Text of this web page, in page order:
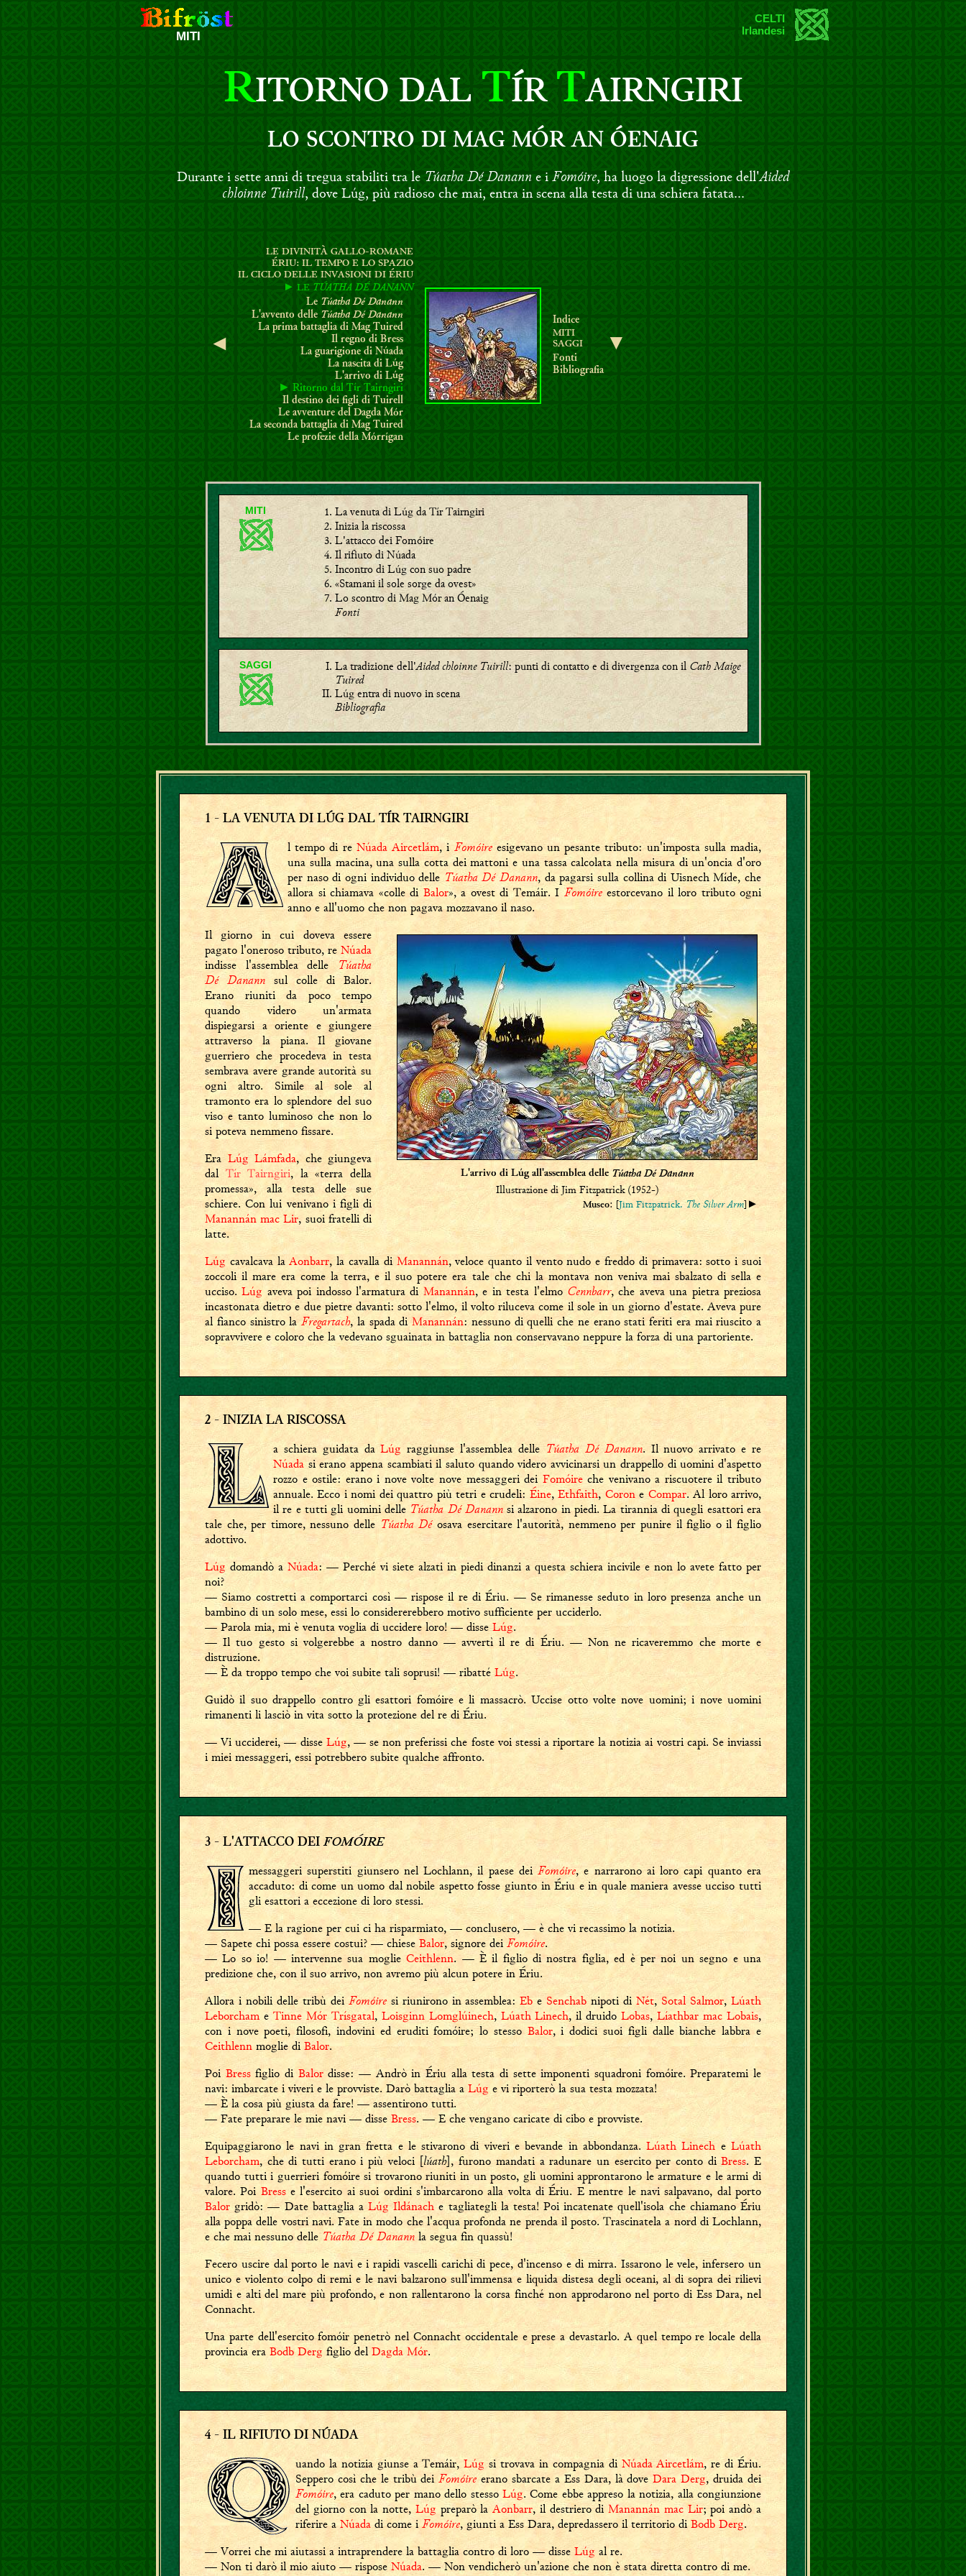
MITI
CELTI
Irlandesi
RITORNO DAL TÍR TAIRNGIRI
LO SCONTRO DI MAG MÓR AN ÓENAIG
Durante i sette anni di tregua stabiliti tra le Túatha Dé Danann e i Fomóire, ha luogo la digressione dell'Aided
chloinne Tuirill, dove Lúg, più radioso che mai, entra in scena alla testa di una schiera fatata...
◄
LE DIVINITÀ GALLO-ROMANE
ÉRIU: IL TEMPO E LO SPAZIO
IL CICLO DELLE INVASIONI DI ÉRIU
► LE TÚATHA DÉ DANANN
Le Túatha Dé Danann
L'avvento delle Túatha Dé Danann
La prima battaglia di Mag Tuired
Il regno di Bress
La guarigione di Núada
La nascita di Lúg
L'arrivo di Lúg
► Ritorno dal Tír Tairngiri
Il destino dei figli di Tuirell
Le avventure del Dagda Mór
La seconda battaglia di Mag Tuired
Le profezie della Mórrígan
Indice
▼
MITI
SAGGI
Fonti
Bibliografia
MITI
La venuta di Lúg da Tír Tairngiri
Inizia la riscossa
L'attacco dei Fomóire
Il rifiuto di Núada
Incontro di Lúg con suo padre
«Stamani il sole sorge da ovest»
Lo scontro di Mag Mór an Óenaig
Fonti
SAGGI La tradizione dell'Aided chloinne Tuirill: punti di contatto e di divergenza con il Cath Maige
Tuired
Lúg entra di nuovo in scena
Bibliografia
1 - LA VENUTA DI LÚG DAL TÍR TAIRNGIRI
l tempo di re Núada Aircetlám, i Fomóireesigevano un pesante tributo: un'imposta sulla madia,
una sulla macina, una sulla cotta dei mattoni e una tassa calcolata nella misura di un'oncia d'oro
per naso di ogni individuo delleTúatha Dé Danann, da pagarsi sulla collina di Uisnech Míde, che
allora si chiamava «colle di Balor», a ovest di Temáir. I Fomóireestorcevano il loro tributo ogni
anno e all'uomo che non pagava mozzavano il naso.
L'arrivo di Lúg all'assemblea delle Túatha Dé Danann
Illustrazione di Jim Fitzpatrick (1952-)
Museo: [Jim Fitzpatrick.The Silver Arm]►
Il giorno in cui doveva essere
pagato l'oneroso tributo, re Núada
indisse l'assemblea delle Túatha
Dé Danann sul colle di Balor.
Erano riuniti da poco tempo
quando videro un'armata
dispiegarsi a oriente e giungere
attraverso la piana. Il giovane
guerriero che procedeva in testa
sembrava avere grande autorità su
ogni altro. Simile al sole al
tramonto era lo splendore del suo
viso e tanto luminoso che non lo
si poteva nemmeno fissare.
Era Lúg Lámfada, che giungeva
dal Tír Tairngiri, la «terra della
promessa», alla testa delle sue
schiere. Con lui venivano i figli di
Manannán mac Lir, suoi fratelli di
latte.
Lúg cavalcava laAonbarr, la cavalla di Manannán, veloce quanto il vento nudo e freddo di primavera: sotto i suoi
zoccoli il mare era come la terra, e il suo potere era tale che chi la montava non veniva mai sbalzato di sella e
ucciso.Lúg aveva poi indosso l'armatura di Manannán, e in testa l'elmo Cennbarr, che aveva una pietra preziosa
incastonata dietro e due pietre davanti: sotto l'elmo, il volto riluceva come il sole in un giorno d'estate. Aveva pure
al fianco sinistro laFregartach, la spada diManannán: nessuno di quelli che ne erano stati feriti era mai riuscito a
sopravvivere e coloro che la vedevano sguainata in battaglia non conservavano neppure la forza di una partoriente.
2 -INIZIA LA RISCOSSA
a schiera guidata daLúgraggiunse l'assemblea delleTúatha Dé Danann. Il nuovo arrivato e re
Núadasi erano appena scambiati il saluto quando videro avvicinarsi un drappello di uomini d'aspetto
rozzo e ostile: erano i nove volte nove messaggeri dei Fomóireche venivano a riscuotere il tributo
annuale. Ecco i nomi dei quattro più tetri e crudeli: Éine,Ethfaith, Corone Compar. Al loro arrivo,
il re e tutti gli uomini delleTúatha Dé Danannsi alzarono in piedi. La tirannia di quegli esattori era
tale che, per timore, nessuno delle Túatha Déosava esercitare l'autorità, nemmeno per punire il figlio o il figlio
adottivo.
Lúgdomandò a Núada: — Perché vi siete alzati in piedi dinanzi a questa schiera incivile e non lo avete fatto per
noi?
— Siamo costretti a comportarci così — rispose il re di Ériu. — Se rimanesse seduto in loro presenza anche un
bambino di un solo mese, essi lo considererebbero motivo sufficiente per ucciderlo.
— Parola mia, mi è venuta voglia di uccidere loro! — disseLúg.
— Il tuo gesto si volgerebbe a nostro danno — avvertì il re di Ériu. — Non ne ricaveremmo che morte e
distruzione.
— È da troppo tempo che voi subite tali soprusi! — ribattéLúg.
Guidò il suo drappello contro gli esattori fomóire e li massacrò. Uccise otto volte nove uomini; i nove uomini
rimanenti li lasciò in vita sotto la protezione del re di Ériu.
— Vi ucciderei, — disse Lúg, — se non preferissi che foste voi stessi a riportare la notizia ai vostri capi. Se inviassi
i miei messaggeri, essi potrebbero subite qualche affronto.
3 - L'ATTACCO DEIFOMÓIRE
messaggeri superstiti giunsero nel Lochlann, il paese deiFomóire, e narrarono ai loro capi quanto era
accaduto: di come un uomo dal nobile aspetto fosse giunto in Ériu e in quale maniera avesse ucciso tutti
gli esattori a eccezione di loro stessi.
— E la ragione per cui ci ha risparmiato, — conclusero, — è che vi recassimo la notizia.
— Sapete chi possa essere costui? — chiese Balor, signore dei Fomóire.
— Lo so io! — intervenne sua moglieCeithlenn. — È il figlio di nostra figlia, ed è per noi un segno e una
predizione che, con il suo arrivo, non avremo più alcun potere in Ériu.
Allora i nobili delle tribù deiFomóiresi riunirono in assemblea:Ebe Senchabnipoti diNét, Sotal Salmor,Lúath
Leborcham e Tinne Mór Trísgatal, Loisginn Lomglúinech, Lúath Linech, il druidoLobas,Líathbar mac Lobais,
con i nove poeti, filosofi, indovini ed eruditi fomóire; lo stessoBalor, i dodici suoi figli dalle bianche labbra e
Ceithlenn moglie di Balor.
PoiBressfiglio di Balordisse: — Andrò in Ériu alla testa di sette imponenti squadroni fomóire. Preparatemi le
navi: imbarcate i viveri e le provviste. Darò battaglia a Lúg e vi riporterò la sua testa mozzata!
— È la cosa più giusta da fare! — assentirono tutti.
— Fate preparare le mie navi — disse Bress. — E che vengano caricate di cibo e provviste.
Equipaggiarono le navi in gran fretta e le stivarono di viveri e bevande in abbondanza.Lúath Linech eLúath
Leborcham, che di tutti erano i più veloci [lúath], furono mandati a radunare un esercito per conto diBress. E
quando tutti i guerrieri fomóire si trovarono riuniti in un posto, gli uomini approntarono le armature e le armi di
valore. Poi Bresse l'esercito ai suoi ordini s'imbarcarono alla volta di Ériu. E mentre le navi salpavano, dal porto
Balorgridò: — Date battaglia aLúg Ildánach e tagliategli la testa! Poi incatenate quell'isola che chiamano Ériu
alla poppa delle vostri navi. Fate in modo che l'acqua profonda ne prenda il posto. Trascinatela a nord di Lochlann,
e che mai nessuno delle Túatha Dé Danann la segua fin quassù!
Fecero uscire dal porto le navi e i rapidi vascelli carichi di pece, d'incenso e di mirra. Issarono le vele, infersero un
unico e violento colpo di remi e le navi balzarono sull'immensa e liquida distesa degli oceani, al di sopra dei rilievi
umidi e alti del mare più profondo, e non rallentarono la corsa finché non approdarono nel porto di Ess Dara, nel
Connacht.
Una parte dell'esercito fomóir penetrò nel Connacht occidentale e prese a devastarlo. A quel tempo re locale della
provincia era Bodb Derg figlio del Dagda Mór.
4 - IL RIFIUTO DI NÚADA
uando la notizia giunse a Temáir,Lúgsi trovava in compagnia di Núada Aircetlám, re di Ériu.
Seppero così che le tribù deiFomóireerano sbarcate a Ess Dara, là doveDara Derg, druida dei
Fomóire, era caduto per mano dello stesso Lúg. Come ebbe appreso la notizia, alla congiunzione
del giorno con la notte, Lúg preparò laAonbarr, il destriero diManannán mac Lir; poi andò a
riferire a Núada di come i Fomóire, giunti a Ess Dara, depredassero il territorio di Bodb Derg.
— Vorrei che mi aiutassi a intraprendere la battaglia contro di loro — disse Lúg al re.
— Non ti darò il mio aiuto — risposeNúada. — Non vendicherò un'azione che non è stata diretta contro di me.